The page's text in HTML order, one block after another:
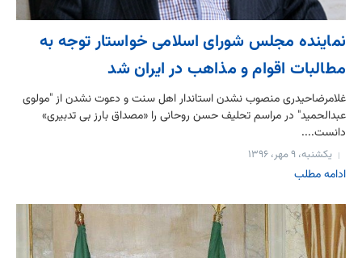
نماینده مجلس شورای اسلامی خواستار توجه به
مطالبات اقوام و مذاهب در ایران شد
غلامرضاحیدری منصوب نشدن استاندار اهل سنت و دعوت نشدن از "مولوی
عبدالحمید" در مراسم تحلیف حسن روحانی را «مصداق بارز بی تدبیری»
دانست....
یکشنبه، ۹ مهر، ۱۳۹۶
ادامه مطلب